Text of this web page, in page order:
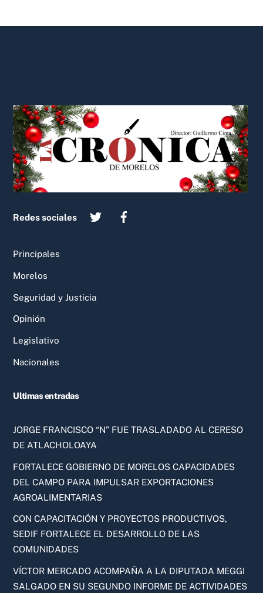
To
Top
Redes sociales
Principales
Morelos
Seguridad y Justicia
Opinión
Legislativo
Nacionales
Ultimas entradas
JORGE FRANCISCO “N” FUE TRASLADADO AL CERESO
DE ATLACHOLOAYA
FORTALECE GOBIERNO DE MORELOS CAPACIDADES
DEL CAMPO PARA IMPULSAR EXPORTACIONES
AGROALIMENTARIAS
CON CAPACITACIÓN Y PROYECTOS PRODUCTIVOS,
SEDIF FORTALECE EL DESARROLLO DE LAS
COMUNIDADES
VÍCTOR MERCADO ACOMPAÑA A LA DIPUTADA MEGGI
SALGADO EN SU SEGUNDO INFORME DE ACTIVIDADES